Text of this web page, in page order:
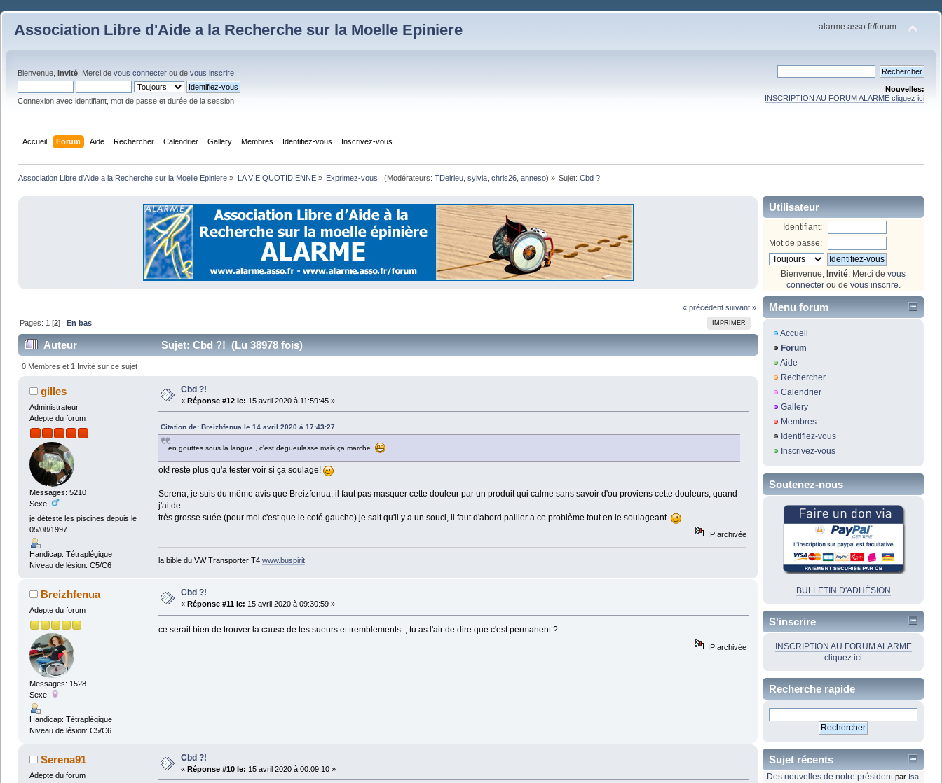
Association Libre d'Aide a la Recherche sur la Moelle Epiniere alarme.asso.fr/forum
Bienvenue, Invité . Merci de vous connecter ou de vous inscrire
Connexion avec identifiant, mot de passe et durée de la session
Nouvelles:
INSCRIPTION AU FORUM ALARME cliquez ici
Accueil Forum Aide Rechercher Calendrier Gallery Membres Identifiez-vous Inscrivez-vous
Association Libre d'Aide a la Recherche sur la Moelle Epiniere » LA VIE QUOTIDIENNE» Exprimez-vous ! (Modérateurs: TDelrieu, sylvia, chris26, anneso) » Sujet:Cbd ?!
« précédent suivant »
IMPRIMER
Pages: 1 [2] En bas
Auteur Sujet: Cbd ?! (Lu 38978 fois)
0 Membres et 1 Invité sur ce sujet
gilles
Administrateur
Adepte du forum
Messages: 5210
Sexe:
je déteste les piscines depuis le
05/08/1997
Handicap: Tétraplégique
Niveau de lésion: C5/C6
Cbd ?!
« Réponse #12 le: 15 avril 2020 à 11:59:45 »
Citation de: Breizhfenua le 14 avril 2020 à 17:43:27
en gouttes sous la langue , c'est degueulasse mais ça marche
ok! reste plus qu'a tester voir si ça soulage!
Serena, je suis du même avis que Breizfenua, il faut pas masquer cette douleur par un produit qui calme sans savoir d'ou proviens cette douleurs, quand
j'ai de
très grosse suée (pour moi c'est que le coté gauche) je sait qu'il y a un souci, il faut d'abord pallier a ce problème tout en le soulageant.
IP archivée
la bible du VW Transporter T4 www.buspirit.
Breizhfenua
Adepte du forum
Messages: 1528
Sexe:
Handicap: Tétraplégique
Niveau de lésion: C5/C6
Cbd ?!
« Réponse #11 le: 15 avril 2020 à 09:30:59 »
ce serait bien de trouver la cause de tes sueurs et tremblements , tu as l'air de dire que c'est permanent ?
IP archivée
Serena91
Adepte du forum
Cbd ?!
« Réponse #10 le: 15 avril 2020 à 00:09:10 »
Utilisateur
Identifiant:
Mot de passe:
Bienvenue, Invité . Merci de vous
connecterou de vous inscrire
Menu forum
Accueil
Forum
Aide
Rechercher
Calendrier
Gallery
Membres
Identifiez-vous
Inscrivez-vous
Soutenez-nous
BULLETIN D'ADHÉSION
S'inscrire
INSCRIPTION AU FORUM ALARME
cliquez ici
Recherche rapide
Sujet récents
Des nouvelles de notre président par Isa